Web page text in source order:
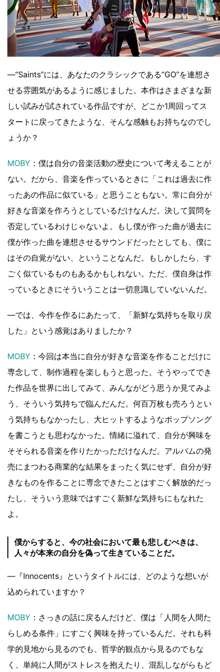
―“Saints”には、あなたのクラシックである“GO”を連想さ
せる雰囲気があるように感じました。本作はさまざまな新
しい試みが試されている作品ですが、どこか1周回ってス
タートに戻ってきたような、そんな感触もお持ちなのでし
ょうか？
MOBY ：僕は自分の音楽活動の歴史について考えることが
ない。だから、音楽を作っているときに「これは過去に作
ったあの作品に似ている」と思うこともない。常に自分が
好きな音楽を作ろうとしているだけなんだ。決して質問を
否定しているわけじゃないよ。もし僕が作った曲が過去に
僕が作った曲を連想させるサウンドだったとしても、僕に
はその自覚がない、ということなんだ。もしかしたら、す
ごく似ているものもあるかもしれない。ただ、僕自身は作
っているときにそういうことは一切意識していないんだ。
―では、今作を作るにあたって、「新鮮な気持ちを取り戻
した」という感覚はありましたか？
MOBY ：今回は本当に自分が好きな音楽を作ることだけに
専念して、制作過程を楽しもうと思った。そうやってでき
た作品を世界に出してみて、みんながどう思うか見てみよ
う、そういう気持ちで臨んだんだ。何百万枚も売ろうとい
う気持ちもなかったし、大ヒットするようなポップソング
を書こうとも思わなかった。情緒に溢れて、自分が興味を
そそられる音楽を作りたかっただけなんだ。アルバムの発
売にまつわる商業的な結果をまったく気にせず、自分が好
きなものを作ることに専念できたことはすごく解放的だっ
たし、そういう意味ではすごく新鮮な気持ちにもなれた
よ。
僕からすると、今の社会において最も悲しむべきは、
人々が本来の自分を偽って生きていることだ。
―『Innocents』というタイトルには、どのような想いが
込められていますか？
MOBY ：さっきの話に戻るんだけど、僕は「人間を人間た
らしめる条件」にすごく興味を持っているんだ。それも科
学的見地から見るのでも、哲学的観点から見るのでもな
く、単純に人間がストレスを抱えたり、混乱しながらもど